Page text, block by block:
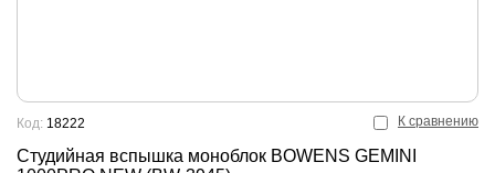
К сравнению
Студийная вспышка моноблок BOWENS GEMINI
Код: 18222